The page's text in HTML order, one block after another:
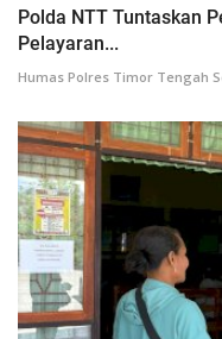
Polda NTT Tuntaskan
Pelayaran...
Humas Polres Timor Tengah